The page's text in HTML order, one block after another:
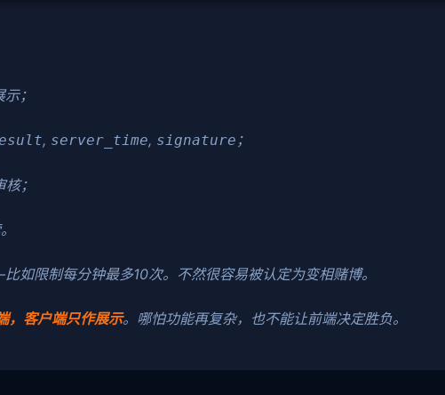
；
, server_time, signature ；
；
限制每分钟最多10次。不然很容易被认定为变相赌博。
，客户端只作展示。哪怕功能再复杂，也不能让前端决定胜负。